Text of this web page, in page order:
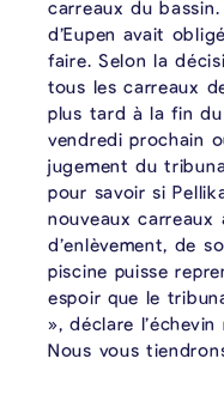
carreaux du
d’Eupen avait
faire. Selon la
tous les carreaux
plus tard à la fin
vendredi prochain
jugement du
pour savoir si
nouveaux carreaux
d’enlèvement, de
piscine puisse
espoir que le
», déclare l’échevin
Nous vous